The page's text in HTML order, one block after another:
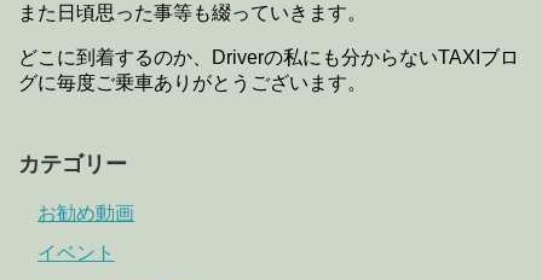
また日頃思った事等も綴っていきます。
どこに到着するのか、Driverの私にも分からないTAXIブロ
グに毎度ご乗車ありがとうございます。
カテゴリー
お勧め動画
イベント